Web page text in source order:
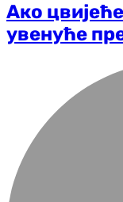
Ако
увенуће